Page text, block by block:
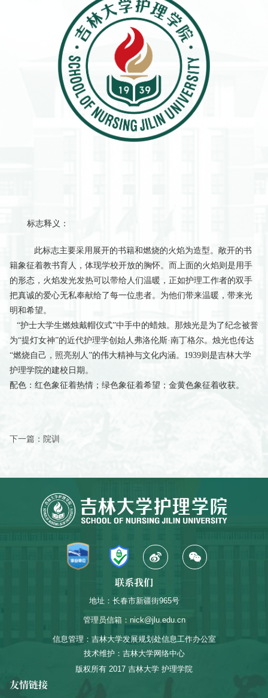
标志释义：
此标志主要采用展开的书籍和燃烧的火焰为造型。敞开的书
籍象征着教书育人，体现学校开放的胸怀。而上面的火焰则是用手
的形态，火焰发光发热可以带给人们温暖，正如护理工作者的双手
把真诚的爱心无私奉献给了每一位患者。为他们带来温暖，带来光
明和希望。
“护士大学生燃烛戴帽仪式”中手中的蜡烛。那烛光是为了纪念被誉
为“提灯女神”的近代护理学创始人弗洛伦斯·南丁格尔。烛光也传达
“燃烧自己，照亮别人”的伟大精神与文化内涵。1939则是吉林大学
护理学院的建校日期。
配色：红色象征着热情；绿色象征着希望；金黄色象征着收获。
下一篇： 院训
联系我们
地址：长春市新疆街965号
管理员信箱：nick@jlu.edu.cn
信息管理：吉林大学发展规划处信息工作办公室
技术维护：吉林大学网络中心
版权所有 2017 吉林大学 护理学院
友情链接